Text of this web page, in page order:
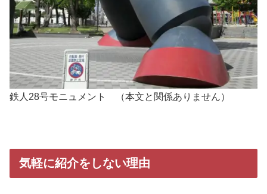
鉄人28号モニュメント （本文と関係ありません）
気軽に紹介をしない理由